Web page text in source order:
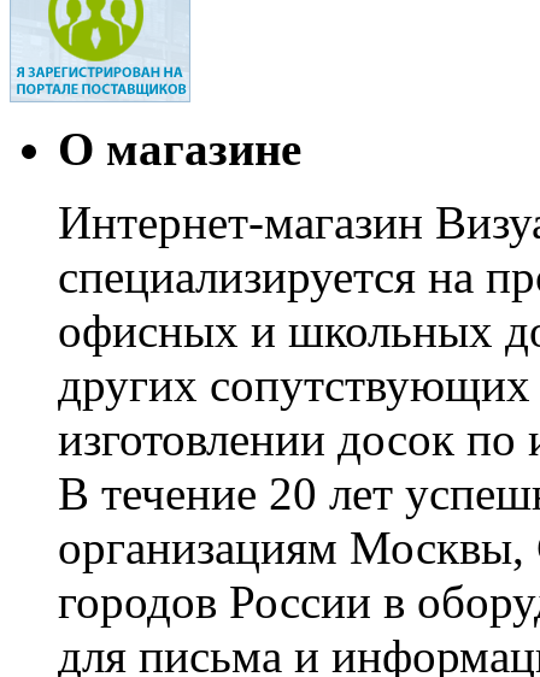
О магазине
Интернет-магазин
специализируется на
офисных и школьных
других сопутствующих
изготовлении досок по
В течение 20 лет
организациям Москвы,
городов России в
для письма и